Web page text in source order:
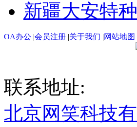
新疆大安特
OA办公 |会员注册 |关于我们 |网站地图
联系地址:
北京网笑科技